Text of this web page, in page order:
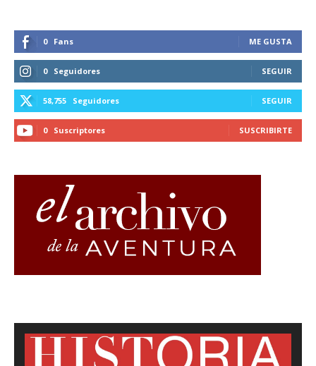
0 Fans ME GUSTA
0 Seguidores SEGUIR
58,755 Seguidores SEGUIR
0 Suscriptores SUSCRIBIRTE